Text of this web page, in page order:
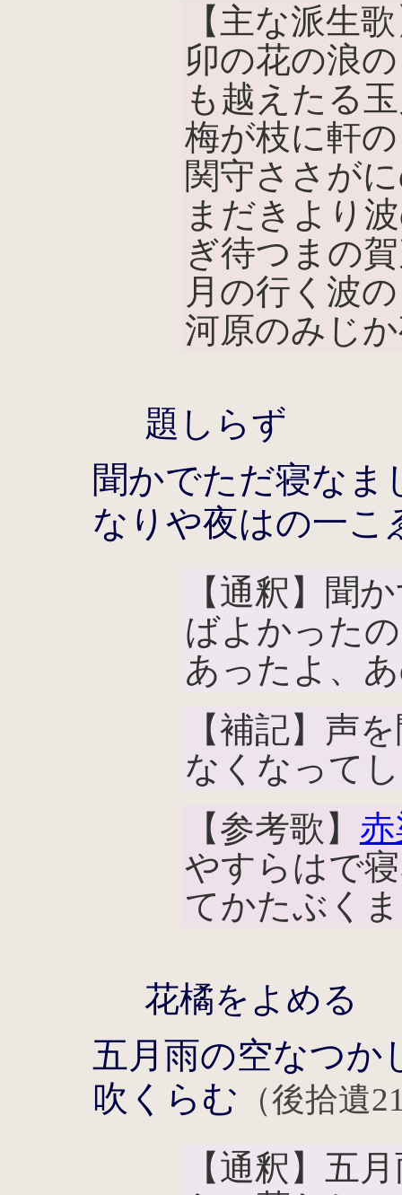
【主な派生
卯の花の浪
も越えたる
梅が枝に軒
関守ささが
まだきより
ぎ待つまの
月の行く波
河原のみじ
題しらず
聞かでただ寝なま
なりや夜はの一こ
【通釈】聞
ばよかった
あったよ、
【補記】声
なくなって
【参考歌】
やすらはで
てかたぶく
花橘をよめる
五月雨の空なつか
吹くらむ （後拾遺
【通釈】五